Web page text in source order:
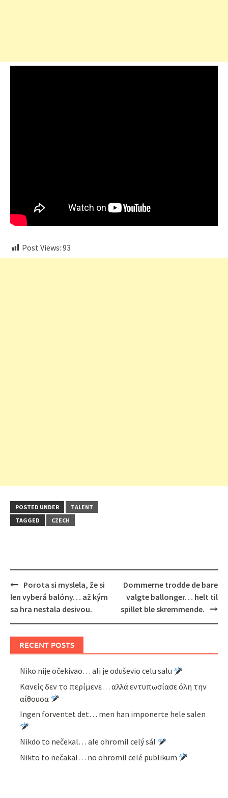
Post Views: 93
POSTED UNDER
TALENT
TAGGED
CZECH
Post
navigation
Porota si myslela, že si
len vyberá balóny… až kým
sa hra nestala desivou.
Dommerne trodde de bare
valgte ballonger… helt til
spillet ble skremmende.
RECENT POSTS
Niko nije očekivao… ali je oduševio celu salu
Κανείς δεν το περίμενε… αλλά εντυπωσίασε όλη την
αίθουσα
Ingen forventet det… men han imponerte hele salen
Nikdo to nečekal… ale ohromil celý sál
Nikto to nečakal… no ohromil celé publikum